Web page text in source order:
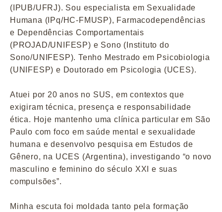
(IPUB/UFRJ). Sou especialista em Sexualidade
Humana (IPq/HC-FMUSP), Farmacodependências
e Dependências Comportamentais
(PROJAD/UNIFESP) e Sono (Instituto do
Sono/UNIFESP). Tenho Mestrado em Psicobiologia
(UNIFESP) e Doutorado em Psicologia (UCES).
Atuei por 20 anos no SUS, em contextos que
exigiram técnica, presença e responsabilidade
ética. Hoje mantenho uma clínica particular em São
Paulo com foco em saúde mental e sexualidade
humana e desenvolvo pesquisa em Estudos de
Gênero, na UCES (Argentina), investigando “o novo
masculino e feminino do século XXI e suas
compulsões”.
Minha escuta foi moldada tanto pela formação